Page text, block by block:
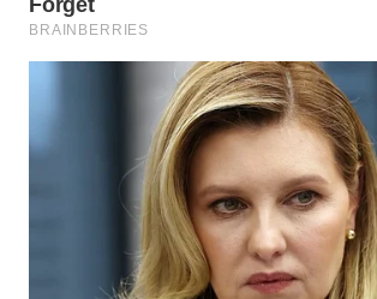
Wahana
Media
Group
WAHANA